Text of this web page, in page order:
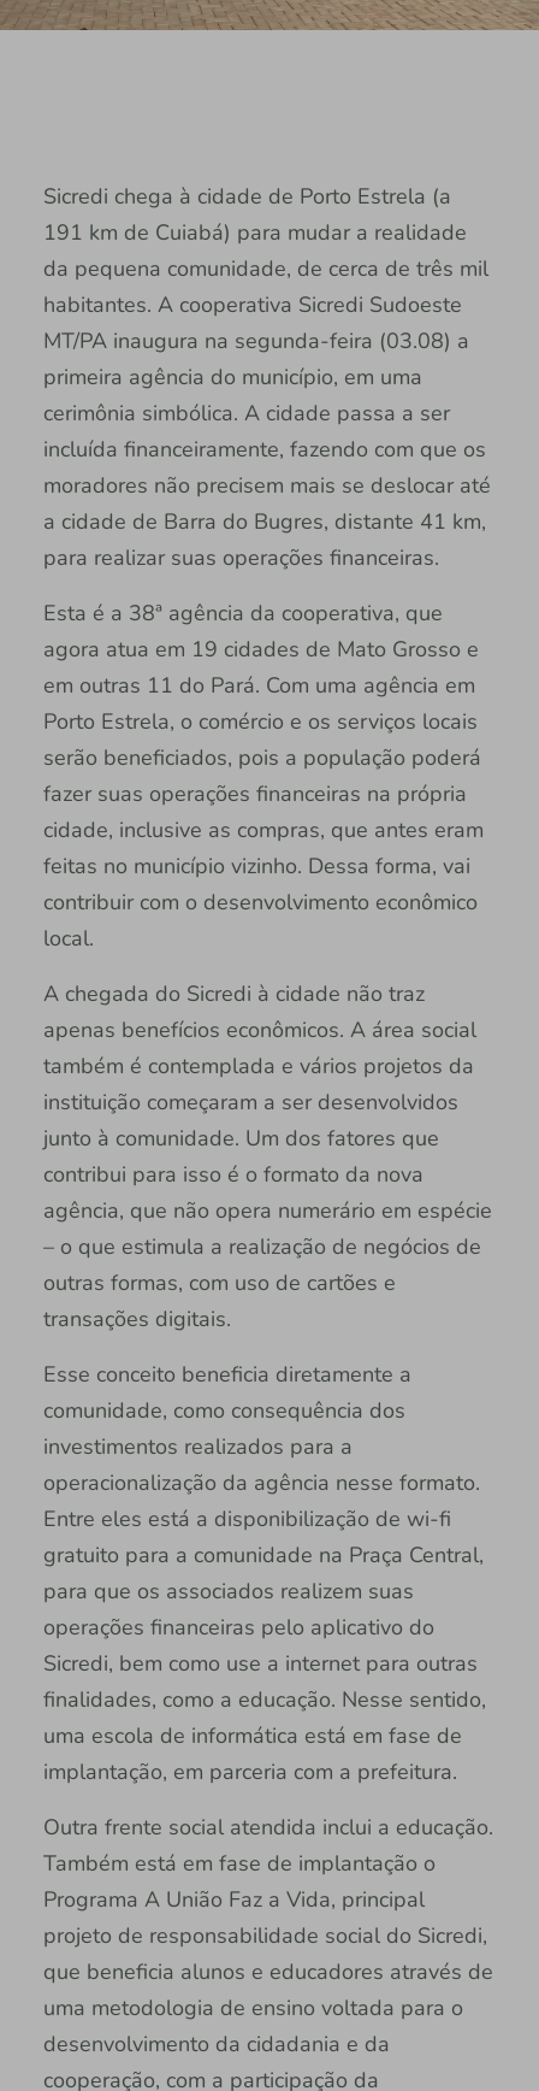
Sicredi chega à cidade de Porto Estrela (a
191 km de Cuiabá) para mudar a realidade
da pequena comunidade, de cerca de três mil
habitantes. A cooperativa Sicredi Sudoeste
MT/PA inaugura na segunda-feira (03.08) a
primeira agência do município, em uma
cerimônia simbólica. A cidade passa a ser
incluída financeiramente, fazendo com que os
moradores não precisem mais se deslocar até
a cidade de Barra do Bugres, distante 41 km,
para realizar suas operações financeiras.
Esta é a 38ª agência da cooperativa, que
agora atua em 19 cidades de Mato Grosso e
em outras 11 do Pará. Com uma agência em
Porto Estrela, o comércio e os serviços locais
serão beneficiados, pois a população poderá
fazer suas operações financeiras na própria
cidade, inclusive as compras, que antes eram
feitas no município vizinho. Dessa forma, vai
contribuir com o desenvolvimento econômico
local.
A chegada do Sicredi à cidade não traz
apenas benefícios econômicos. A área social
também é contemplada e vários projetos da
instituição começaram a ser desenvolvidos
junto à comunidade. Um dos fatores que
contribui para isso é o formato da nova
agência, que não opera numerário em espécie
– o que estimula a realização de negócios de
outras formas, com uso de cartões e
transações digitais.
Esse conceito beneficia diretamente a
comunidade, como consequência dos
investimentos realizados para a
operacionalização da agência nesse formato.
Entre eles está a disponibilização de wi-fi
gratuito para a comunidade na Praça Central,
para que os associados realizem suas
operações financeiras pelo aplicativo do
Sicredi, bem como use a internet para outras
finalidades, como a educação. Nesse sentido,
uma escola de informática está em fase de
implantação, em parceria com a prefeitura.
Outra frente social atendida inclui a educação.
Também está em fase de implantação o
Programa A União Faz a Vida, principal
projeto de responsabilidade social do Sicredi,
que beneficia alunos e educadores através de
uma metodologia de ensino voltada para o
desenvolvimento da cidadania e da
cooperação, com a participação da